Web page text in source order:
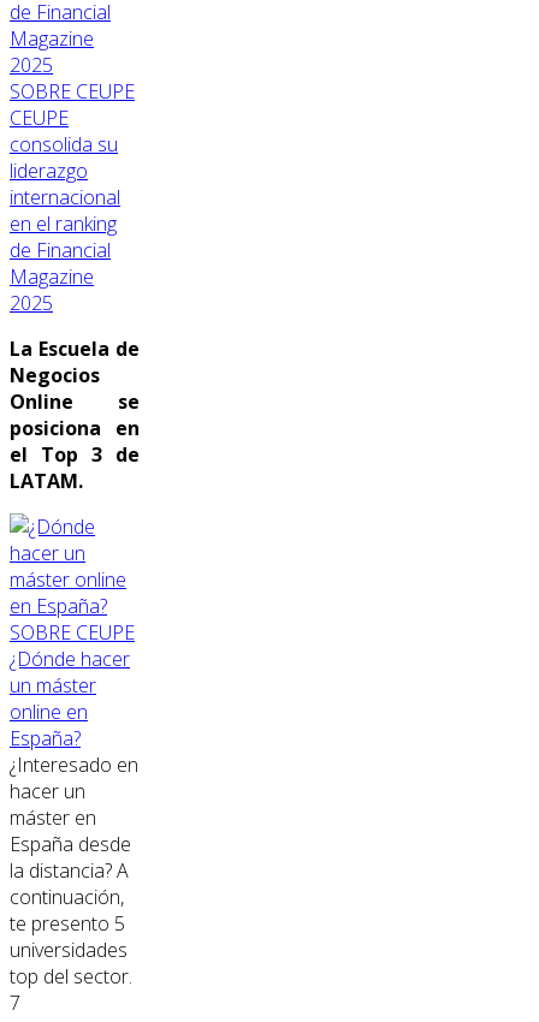
SOBRE CEUPE
CEUPE
consolida su
liderazgo
internacional
en el ranking
de Financial
Magazine
2025
La Escuela de
Negocios
Online se
posiciona en
el Top 3 de
LATAM.
SOBRE CEUPE
¿Dónde hacer
un máster
online en
España?
¿Interesado en
hacer un
máster en
España desde
la distancia? A
continuación,
te presento 5
universidades
top del sector.
7